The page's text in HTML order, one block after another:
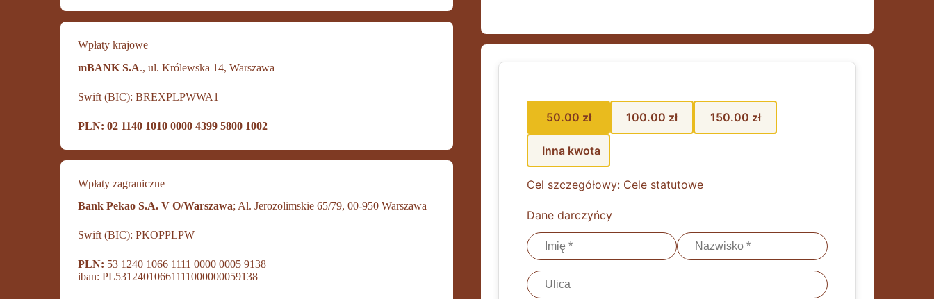
Wpłaty krajowe
mBANK S.A., ul. Królewska 14, Warszawa
Swift (BIC): BREXPLPWWA1
PLN: 02 1140 1010 0000 4399 5800 1002
Wpłaty zagraniczne
Bank Pekao S.A. V O/Warszawa; Al. Jerozolimskie 65/79, 00-950 Warszawa
Swift (BIC): PKOPPLPW
PLN: 53 1240 1066 1111 0000 0005 9138
iban: PL53124010661111000000059138
50.00 zł 100.00 zł 150.00 zł
Inna kwota
Cel szczegółowy: Cele statutowe
Dane darczyńcy